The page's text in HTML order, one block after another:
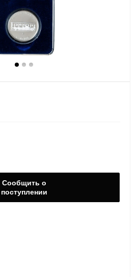
Сообщить о
поступлении